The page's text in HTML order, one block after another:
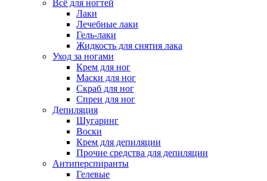
Всё для ногтей
Лаки
Лечебные лаки
Гель-лаки
Жидкость для снятия лака
Уход за ногами
Крем для ног
Маски для ног
Скраб для ног
Спреи для ног
Депиляция
Шугаринг
Воски
Крем для депиляции
Прочие средства для депиляции
Антиперспиранты
Гелевые